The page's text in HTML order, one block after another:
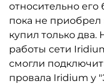
относительно
пока не приобрел
купил только
работы сети
смогли
провала Iridium у